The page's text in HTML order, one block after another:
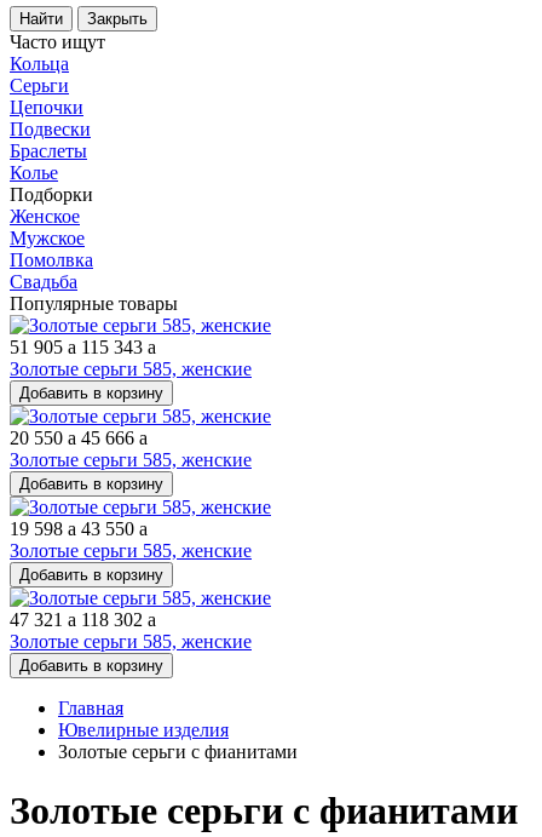
Найти Закрыть
Часто ищут
Кольца
Серьги
Цепочки
Подвески
Браслеты
Колье
Подборки
Женское
Мужское
Помолвка
Свадьба
Популярные товары
51 905 a 115 343 a
Золотые серьги 585, женские
Добавить в корзину
20 550 a 45 666 a
Золотые серьги 585, женские
Добавить в корзину
19 598 a 43 550 a
Золотые серьги 585, женские
Добавить в корзину
47 321 a 118 302 a
Золотые серьги 585, женские
Добавить в корзину
Главная
Ювелирные изделия
Золотые серьги с фианитами
Золотые серьги с фианитами